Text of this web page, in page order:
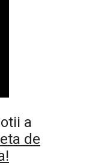
a
de